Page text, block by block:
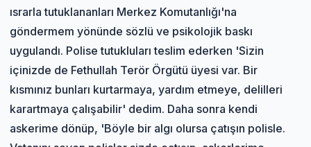
ısrarla tutuklananları Merkez Komutanlığı'na
göndermem yönünde sözlü ve psikolojik baskı
uygulandı. Polise tutukluları teslim ederken 'Sizin
içinizde de Fethullah Terör Örgütü üyesi var. Bir
kısmınız bunları kurtarmaya, yardım etmeye, delilleri
karartmaya çalışabilir' dedim. Daha sonra kendi
askerime dönüp, 'Böyle bir algı olursa çatışın polisle.